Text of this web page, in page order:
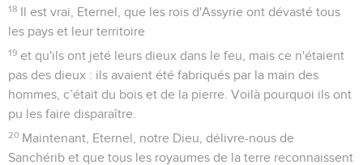
18 Il est vrai, Eternel, que les rois d'Assyrie ont dévasté tous
les pays et leur territoire
19 et qu'ils ont jeté leurs dieux dans le feu, mais ce n'étaient
pas des dieux : ils avaient été fabriqués par la main des
hommes, c’était du bois et de la pierre. Voilà pourquoi ils ont
pu les faire disparaître.
20 Maintenant, Eternel, notre Dieu, délivre-nous de
Sanchérib et que tous les royaumes de la terre reconnaissent